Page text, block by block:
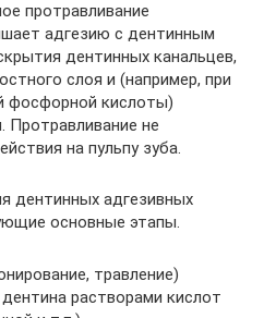
протравливание
адгезию с дентинным
дентинных канальцев,
слоя и (например, при
фосфорной кислоты)
Протравливание не
на пульпу зуба.
дентинных адгезивных
основные этапы.
травление)
растворами кислот